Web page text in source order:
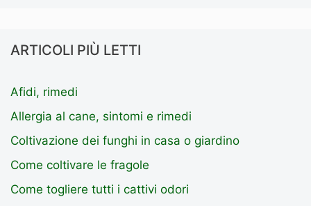
ARTICOLI PIÙ LETTI
Afidi, rimedi
Allergia al cane, sintomi e rimedi
Coltivazione dei funghi in casa o giardino
Come coltivare le fragole
Come togliere tutti i cattivi odori